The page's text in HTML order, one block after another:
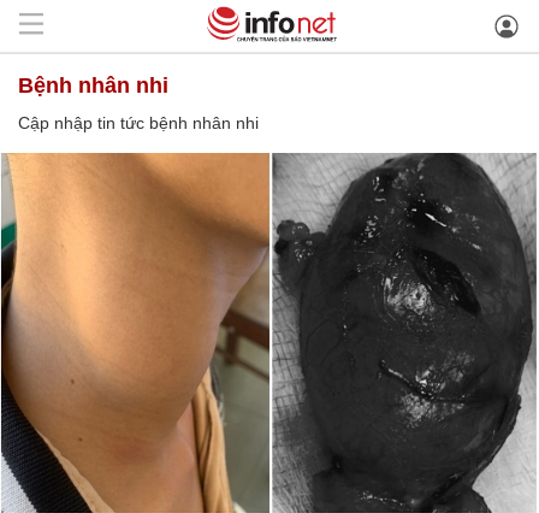
bệnh nhân nhi
Cập nhập tin tức bệnh nhân nhi